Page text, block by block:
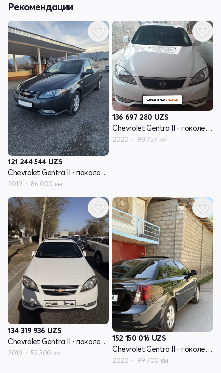
Рекомендации
121 244 544 UZS
Chevrolet Gentra II - поколение
2019 86 000 км
136 697 280 UZS
Chevrolet Gentra II - поколение
2020 98 757 км
134 319 936 UZS
Chevrolet Gentra II - поколение
2019 59 300 км
152 150 016 UZS
Chevrolet Gentra II - поколение
2020 99 700 км